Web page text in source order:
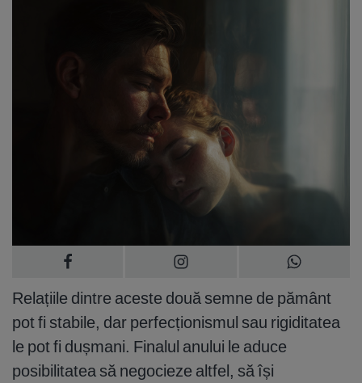
Relațiile dintre aceste două semne de pământ
pot fi stabile, dar perfecționismul sau rigiditatea
le pot fi dușmani. Finalul anului le aduce
posibilitatea să negocieze altfel, să își